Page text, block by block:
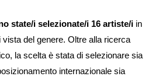
state/i selezionate/i 16 artiste/i in
vista del genere. Oltre alla ricerca
la scelta è stata di selezionare sia
internazionale sia